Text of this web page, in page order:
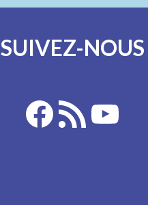
SUIVEZ-NOUS